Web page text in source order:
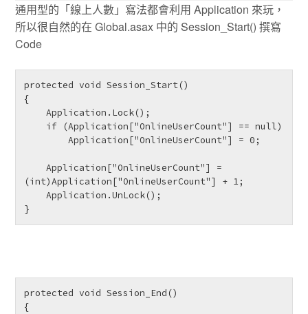
通用型的「線上人數」寫法都會利用 Application 來玩，
所以很自然的在 Global.asax 中的 Session_Start() 撰寫
Code
protected void Session_Start()
{
    Application.Lock();
if (Application["OnlineUserCount"] == null)
Application["OnlineUserCount"] = 0;
Application["OnlineUserCount"] =
(int)Application["OnlineUserCount"] + 1;
Application.UnLock();
}
protected void Session_End()
{